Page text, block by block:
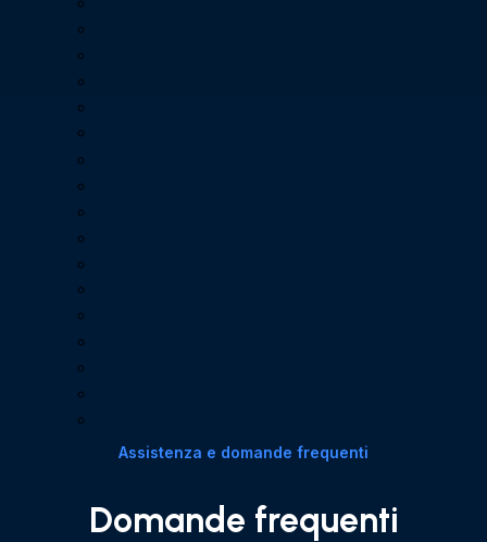
Assistenza e domande frequenti
Domande frequenti